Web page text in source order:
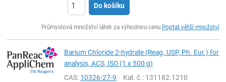
Do košíku
Průmyslová množství látek za výhodnou cenu Poptat větší množství
Barium Chloride 2-hydrate (Reag. USP, Ph. Eur.) for
analysis, ACS, ISO (1 x 500 g)
CAS: 10326-27-9 Kat. č.: 131182.1210